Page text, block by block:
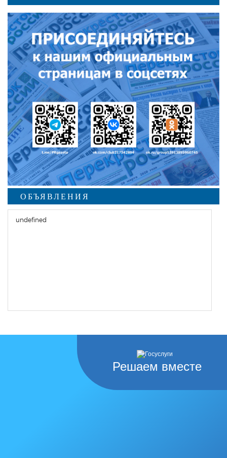
ОБЪЯВЛЕНИЯ
undefined
Решаем вместе